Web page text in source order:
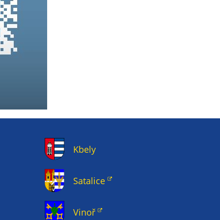
Kbely
Satalice
Vinoř